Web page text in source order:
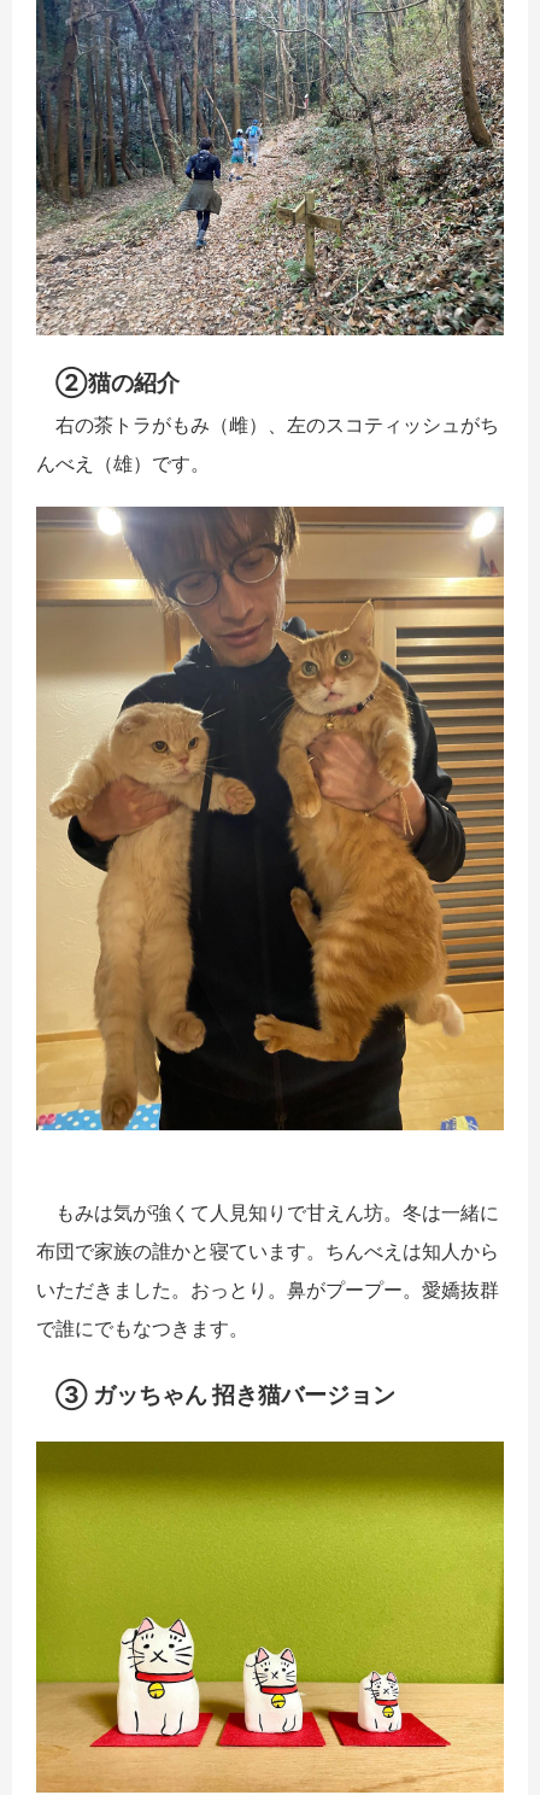
②猫の紹介
右の茶トラがもみ（雌）、左のスコティッシュがち
んべえ（雄）です。
もみは気が強くて人見知りで甘えん坊。冬は一緒に
布団で家族の誰かと寝ています。ちんべえは知人から
いただきました。おっとり。鼻がプープー。愛嬌抜群
で誰にでもなつきます。
③ ガッちゃん 招き猫バージョン